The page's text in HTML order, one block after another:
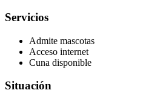
Servicios
Admite mascotas
Acceso internet
Cuna disponible
Situación